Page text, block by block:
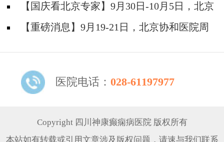
院陈葵博士免费会诊+治疗援助，破解癫痫难
题！
【国庆看北京专家】9月30日-10月5日，北京
天坛&首钢医院两大专家蓉城亲诊+癫痫大额救
【重磅消息】9月19-21日，北京协和医院周
线！
医院电话： 028-61197977
Copyright 四川神康癫痫病医院 版权所有
本站如有转载或引用文章涉及版权问题，请速与我们联系